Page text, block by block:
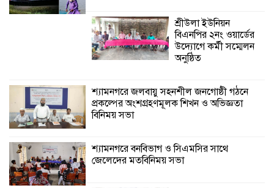
শ্রীউলা ইউনিয়ন
বিএনপির ২নং ওয়ার্ডের
উদ্যোগে কর্মী সম্মেলন
অনুষ্ঠিত
শ্যামনগরে জলবায়ু সহনশীল জনগোষ্ঠী গঠনে
প্রকল্পের অংশগ্রহণমূলক শিখন ও অভিজ্ঞতা
বিনিময় সভা
শ্যামনগরে বনবিভাগ ও সিএমসির সাথে
জেলেদের মতবিনিময় সভা